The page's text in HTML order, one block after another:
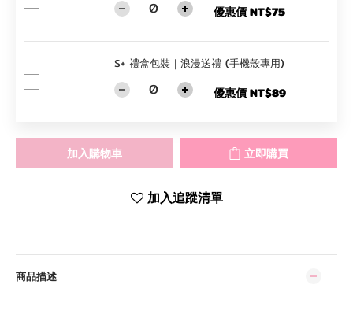
優惠價 NT$75
S+ 禮盒包裝｜浪漫送禮 (手機殼專用)
優惠價 NT$89
加入購物車 立即購買
加入追蹤清單
商品描述